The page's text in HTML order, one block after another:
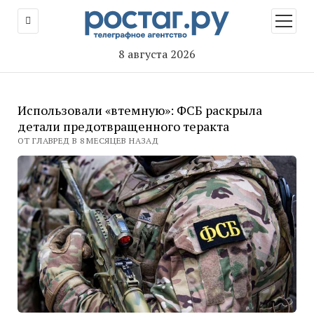
8 августа 2026
меню
Использовали «втемную»: ФСБ раскрыла
детали предотвращенного теракта
ОТ ГЛАВРЕД В 8 МЕСЯЦЕВ НАЗАД